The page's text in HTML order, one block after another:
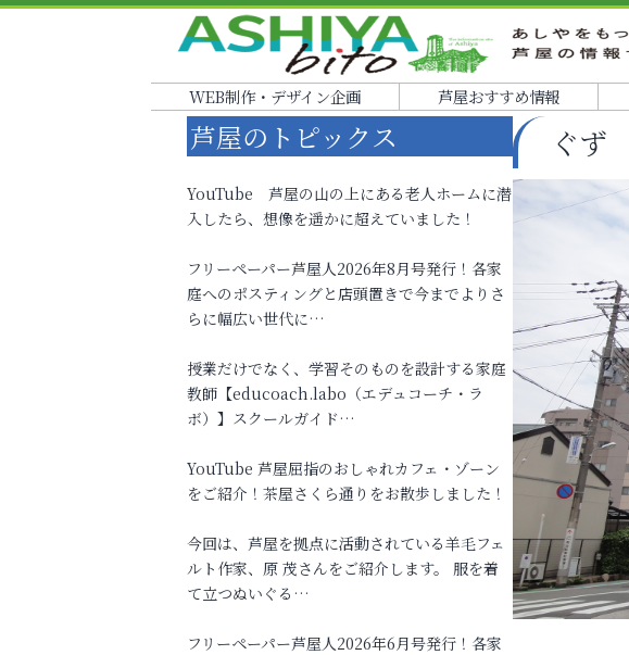
WEB制作・デザイン企画 芦屋おすすめ情報
ぐず
芦屋のトピックス
YouTube 芦屋の山の上にある老人ホームに潜
入したら、想像を遥かに超えていました！
フリーペーパー芦屋人2026年8月号発行！各家
庭へのポスティングと店頭置きで今までよりさ
らに幅広い世代に…
授業だけでなく、学習そのものを設計する家庭
教師【educoach.labo（エデュコーチ・ラ
ボ）】スクールガイド…
YouTube 芦屋屈指のおしゃれカフェ・ゾーン
をご紹介！茶屋さくら通りをお散歩しました！
今回は、芦屋を拠点に活動されている羊毛フェ
ルト作家、原 茂さんをご紹介します。 服を着
て立つぬいぐる…
フリーペーパー芦屋人2026年6月号発行！各家